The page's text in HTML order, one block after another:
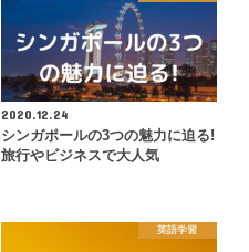
2020.12.24
シンガポールの3つの魅力に迫る!
旅行やビジネスで大人気
英語学習